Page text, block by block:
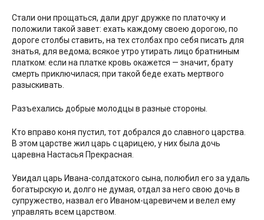
Стали они прощаться, дали друг дружке по платочку и
положили такой завет: ехать каждому своею дорогою, по
дороге столбы ставить, на тех столбах про себя писать для
знатья, для ведома; всякое утро утирать лицо братниным
платком: если на платке кровь окажется — значит, брату
смерть приключилася; при такой беде ехать мертвого
разыскивать.
Разъехались добрые молодцы в разные стороны.
Кто вправо коня пустил, тот добрался до славного царства.
В этом царстве жил царь с царицею, у них была дочь
царевна Настасья Прекрасная.
Увидал царь Ивана-солдатского сына, полюбил его за удаль
богатырскую и, долго не думая, отдал за него свою дочь в
супружество, назвал его Иваном-царевичем и велел ему
управлять всем царством.